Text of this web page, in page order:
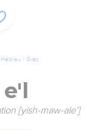
/ Grec
[yish-maw-ale']